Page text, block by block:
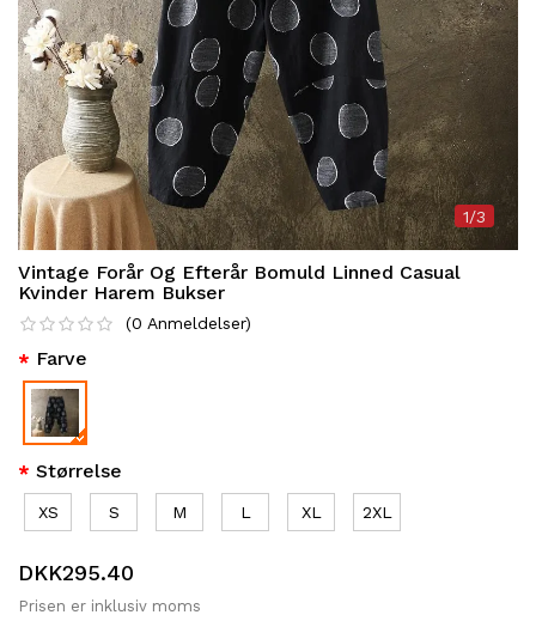
1/3
Vintage Forår Og Efterår Bomuld Linned Casual
Kvinder Harem Bukser
(0 Anmeldelser)
Farve
Størrelse
XS S M L XL 2XL
DKK295.40
Prisen er inklusiv moms